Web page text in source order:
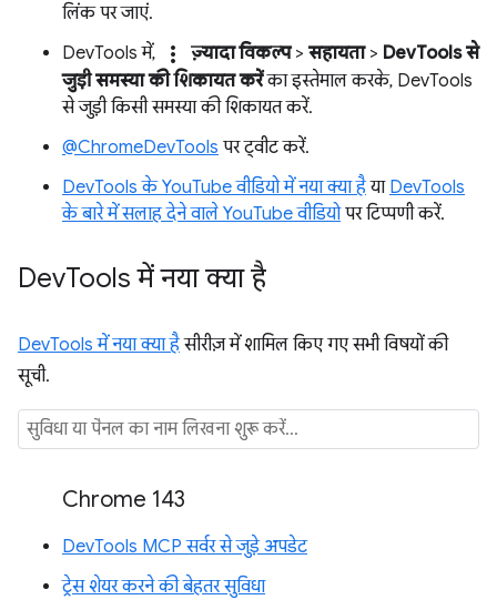
लिंक पर जाएं.
DevTools में,
more_vert ज़्यादा विकल्प> सहायता> DevTools से
जुड़ी समस्या की शिकायत करेंका इस्तेमाल करके, DevTools
से जुड़ी किसी समस्या की शिकायत करें.
@ChromeDevTools पर ट्वीट करें.
DevTools के YouTube वीडियो में नया क्या हैया DevTools
के बारे में सलाह देने वाले YouTube वीडियोपर टिप्पणी करें.
DevTools में नया क्या है
DevTools में नया क्या हैसीरीज़ में शामिल किए गए सभी विषयों की
सूची.
Chrome 143
DevTools MCP सर्वर से जुड़े अपडेट
ट्रेस शेयर करने की बेहतर सुविधा